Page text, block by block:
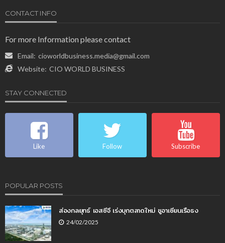
CONTACT INFO
For more Information please contact
Email: cioworldbusiness.media@gmail.com
Website: CIO WORLD BUSINESS
STAY CONNECTED
Like Follow Subscribe
POPULAR POSTS
ส่องกลยุทธ์ เอสซีจี เร่งบุกตลาดใหม่ ชูอาเซียนเรือธง
24/02/2025